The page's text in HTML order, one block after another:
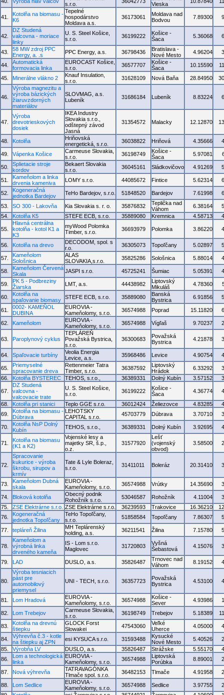
s.r.o.
Vieska
41.
Kotolňa na biomasu -
K6
Tepelné
hospodárstvo
Moldava a.s.
36173061
Moldava nad
Bodvou
7.89300
42.
DZ Studená
valcovna - moriace
linky
U. S. Steel Košice,
s.r.o.
36199222
Košice -
Šaca
5.36068
43.
58 MW zdroj PPC
Energy, a. .s
PPC Energy, a.s. 36798436
Bratislava -
Nové Mesto
4.96204
44.
Automatická
formovacia linka
EUROCAST Košice,
s.r.o.
36577707
Košice -
Šaca
10.15590
45. Minerálne vlákno 2
Knauf Insulation,
s.r.o.
31628109 Nová Baňa 28.84950
46.
Výroba magnezitu a
výroba bázických
žiaruvzdorných
materiálov
SLOVMAG, a.s.
Lubeník
31686184 Lubeník 8.83224
47.
Výroba
drevotrieskových
dosiek
IKEA Industry
Slovakia s.r.o.,
odštepný závod
Jasná
31354572 Malacky 12.12870
48. Kotolňa
Hriňovská
energetická, s.r.o.
36038822 Hriňová 4.35666
49. Vápenka Košice
Carmeuse Slovakia,
s.r.o.
36198749
Košice -
Šaca
5.97081
50.
Splietacie stroje
kordov
Bekaert Slovakia
s.r.o.
36045161 Sládkovičovo 4.91269
51.
Kameňolom a linka
drvenia kameniva
LOMY s.r.o. 44085672 Fintice 5.62314
52.
Kogeneračná
jednotka Bardejov
TeHo Bardejov, s.r.o. 51848520 Bardejov 7.61998
53. SO 300 - Lakovňa Kia Slovakia s. r. o. 35876832
Teplička nad
Váhom
6.38164
54.
Kotolňa K5 STEFE ECB, s.r.o. 35889080 Kremnica 4.58713
55.
Hlavná centrálna
kotolňa - kotol K1 a
K3
myWood Polomka
Timber, s.r.o.
36693979 Polomka 3.86220
56. Kotolňa na drevo
DECODOM, spol. s
r.o.
36305073 Topoľčany 5.02897
57.
Kameňolom
Sološnica
ALAS
SLOVAKIA,s.r.o.
35825286 Sološnica 5.88014
58.
Kameňolom Červená
Skala
JASPI s.r.o. 45725241 Šumiac 5.05391
59.
PK 5 - Podbreziny
Žiarska
LMT, a.s. 44438982
Liptovský
Mikuláš
4.78360
60.
Kotolňa na
spaľovanie biomasy
STEFE ECB, s.r.o. 35889080
Banská
Bystrica
6.91856
61.
0002- KAMEŇOL
DUBINA
EUROVIA -
Kameňolomy, s.r.o.
36574988 Poprad 15.11820
62. Kameňolom
EUROVIA -
Kameňolomy, s.r.o.
36574988 Vígľaš 9.70237
63. Paroplynový cyklus
TEPLÁREŇ
Považská Bystrica,
s.r.o.
36300683
Považská
Bystrica
4.21878
64. Spaľovacie turbíny
Veolia Energia
Levice, a.s.
35968486 Levice 4.90754
65.
Priemyselné
spracovanie dreva
Rettenmeier Tatra
Timber, s.r.o.
36387592
Liptovský
Hrádok
6.33292
66.
Kotolňa BYSTEREC TEHOS, s.r.o., 36389331 Dolný Kubín 3.57152
67.
DZ Studená
valcovna -
valcovacie trate
U. S. Steel Košice,
s.r.o.
36199222
Košice -
Šaca
4.36774
68. Kotolňa pri stanici Teplo GGE s.r.o. 36012424 Želiezovce 4.83285
69.
Kotolňa na biomasu -
Dúbrava
LEHOTSKY
CAPITAL s.r.o.
45703779 Dúbrava 3.70710
70.
Kotolňa NsP Dolný
Kubín
TEHOS, s.r.o., 36389331 Dolný Kubín 3.92695
71.
Kotolňa na biomasu
(K1 a K2)
Vojenské lesy a
majetky SR, š.p.,
o.z.
31577920
Lešť
(vojenský
obvod)
3.58500
72.
Spracovanie
kukurice - výroba
škrobu, sirupov a
krmív
Tate & Lyle Boleraz,
s.r.o.
31411011 Boleráz 20.31410
73.
Kameňolom Dubná
skala
EUROVIA -
Kameňolomy, s.r.o.
36574988 Vrútky 14.35690
74. Bloková kotolňa
Obecný podnik
Rohožník s.r.o.
53046587 Rohožník 4.11004
75.
ZSE Elektrárne s.r.o. ZSE Elektrárne s.r.o. 36239593 Trakovice 16.36210
76.
Kogeneračná
jednotka Topoľčany
TeHo Topoľčany,
s.r.o.
51858584 Topoľčany 7.86307
77. tepláreň Žilina
MH Teplárenský
holding, a.s.
36211541 Žilina 7.15780
78.
Kameňolom a
výrobná linka
drveného kameňa
IS - Lom s.r.o.
Maglovec
31720803
Vyšná
Šebastová
4.15076
79. LAD DUSLO, a.s. 35826487
Trnovec nad
Váhom
8.19152
80.
Výroba tesniacich
pást pre
automobilový
priemysel
UNI - TECH, s.r.o. 36357723
Považská
Bystrica
4.53100
81. Lom Hradová
EUROVIA -
Kameňolomy, s.r.o.
36574988
Košice -
Sever
4.93986
82. Lom Trebejov
Carmeuse Slovakia,
s.r.o.
36198749 Trebejov 5.18389
83.
Kotolňa na drevnú
štiepku
GLOCK Forst
Slowakei
47543060
Veľké
Uherce
4.05000
84.
Výhrevňa č.3 - kotle
na štiepku aj ZPN
esi KYSUCA s.r.o. 31593488
Kysucké
Nové Mesto
5.40526
85.
Výrobňa LV DUSLO, a.s. 35826487 Strážske 5.55170
86.
Lom a technologická
linka
EUROVIA -
Kameňolomy, s.r.o.
36574988
Liptovská
Porúbka
8.89001
87. Nová výhrevňa
TATRAVAGÓNKA
Tlmače spol. s.r.o.
36482153 Tlmače 4.91958
88. Lom Sedlice
EUROVIA -
Kameňolomy, s.r.o.
36574988 Sedlice 3.97755